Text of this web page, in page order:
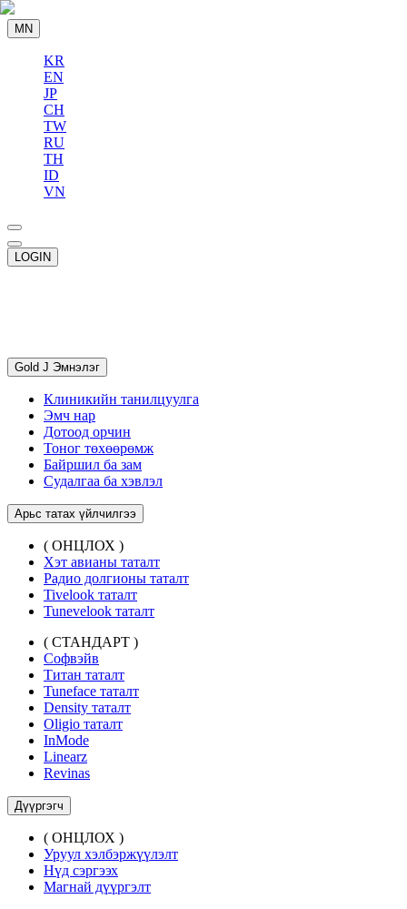
MN
KR
EN
JP
CH
TW
RU
TH
ID
VN
LOGIN
Gold J Эмнэлэг
Клиникийн танилцуулга
Эмч нар
Дотоод орчин
Тоног төхөөрөмж
Байршил ба зам
Судалгаа ба хэвлэл
Арьс татах үйлчилгээ
( ОНЦЛОХ )
Хэт авианы таталт
Радио долгионы таталт
Tivelook таталт
Tunevelook таталт
( СТАНДАРТ )
Софвэйв
Титан таталт
Tuneface таталт
Density таталт
Oligio таталт
InMode
Linearz
Revinas
Дүүргэгч
( ОНЦЛОХ )
Уруул хэлбэржүүлэлт
Нүд сэргээх
Магнай дүүргэлт